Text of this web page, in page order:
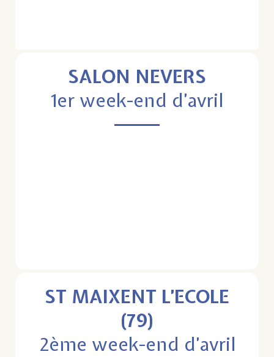
SALON NEVERS
1er week-end d’avril
ST MAIXENT L’ECOLE
(79)
2ème week-end d’avril